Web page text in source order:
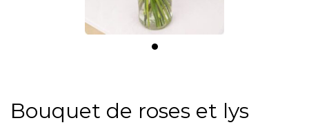
Bouquet de roses et lys